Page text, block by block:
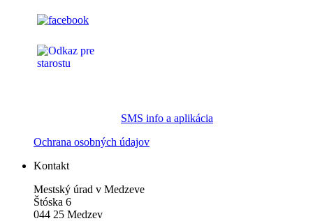
SMS info a aplikácia
Ochrana osobných údajov
Kontakt
Mestský úrad v Medzeve
Štóska 6
044 25 Medzev